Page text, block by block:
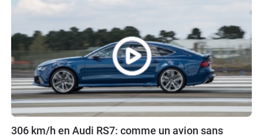
306 km/h en Audi RS7: comme un avion sans